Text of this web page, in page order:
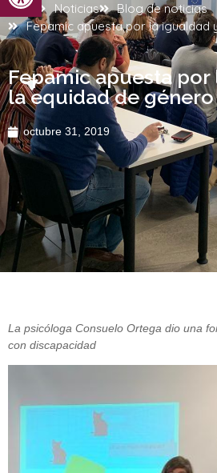
Inicio Noticias
Blog de noticias
Fepamic apuesta por la igualdad
Fepamic apuesta por
la equidad de género
octubre 31, 2019
La psicóloga Consuelo Ortega dio una
con discapacidad